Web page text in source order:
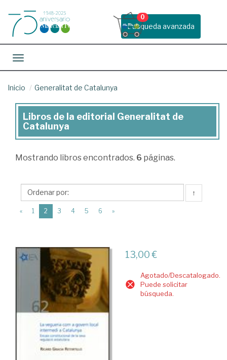
Busqueda avanzada
0
Toggle navigation
Inicio Generalitat de Catalunya
Libros
de
la
Generalitat
de
Catalunya
Libros de la editorial Generalitat de
Catalunya
Mostrando libros encontrados. 6 páginas.
↑
« 1 2 (current)
3 4 5 6 »
13,00 €
Agotado/Descatalogado.
Puede solicitar
búsqueda.